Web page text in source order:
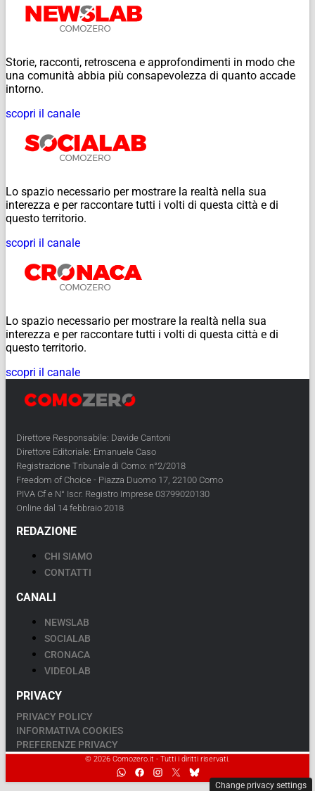
Storie, racconti, retroscena e approfondimenti in modo che
una comunità abbia più consapevolezza di quanto accade
intorno.
scopri il canale
Lo spazio necessario per mostrare la realtà nella sua
interezza e per raccontare tutti i volti di questa città e di
questo territorio.
scopri il canale
Lo spazio necessario per mostrare la realtà nella sua
interezza e per raccontare tutti i volti di questa città e di
questo territorio.
scopri il canale
Direttore Responsabile: Davide Cantoni
Direttore Editoriale: Emanuele Caso
Registrazione Tribunale di Como: n°2/2018
Freedom of Choice - Piazza Duomo 17, 22100 Como
PIVA Cf e N° Iscr. Registro Imprese 03799020130
Online dal 14 febbraio 2018
REDAZIONE
CHI SIAMO
CONTATTI
CANALI
NEWSLAB
SOCIALAB
CRONACA
VIDEOLAB
PRIVACY
PRIVACY POLICY
INFORMATIVA COOKIES
PREFERENZE PRIVACY
© 2026 Comozero.it - Tutti i diritti riservati.
Change privacy settings